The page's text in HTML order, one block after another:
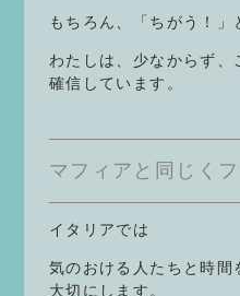
もちろん、「ちがう！
わたしは、少なからず、
確信しています。
マフィアと同じく
イタリアでは
気のおける人たちと時間
大切にします。